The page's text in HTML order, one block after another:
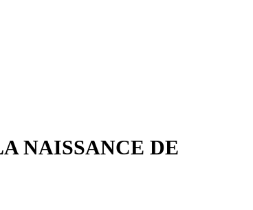
NAISSANCE DE